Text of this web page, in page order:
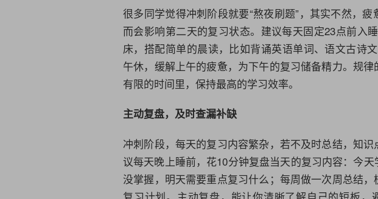
很多同学觉得冲刺阶段就要“熬夜刷题”，其实不然，
而会影响第二天的复习状态。建议每天固定23点前入
床，搭配简单的晨读，比如背诵英语单词、语文古诗
午休，缓解上午的疲惫，为下午的复习储备精力。规
有限的时间里，保持最高的学习效率。
主动复盘，及时查漏补缺
冲刺阶段，每天的复习内容繁杂，若不及时总结，知
议每天晚上睡前，花10分钟复盘当天的复习内容：今
没掌握，明天需要重点复习什么；每周做一次周总结